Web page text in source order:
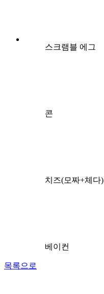
스크램블 에그
콘
치즈(모짜+체다)
베이컨
목록으로